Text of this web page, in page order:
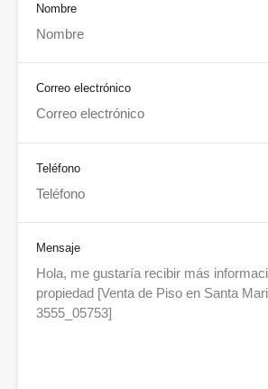
Nombre
Correo electrónico
Teléfono
Mensaje